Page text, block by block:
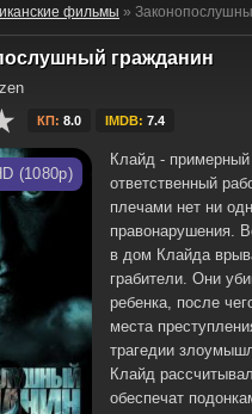
фильмы »
гражданин
КП: 8.0 IMDB: 7.4
(1080p)
Клайд -
ответственный
плечами нет ни
правонарушения.
в дом Клайда
грабители. Они
ребенка, после
места
трагедии
Клайд
обеспечат